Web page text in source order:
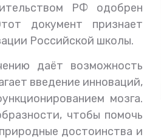
РФ одобрен
документ признает
Российской школы.
даёт возможность
введение инноваций,
мозга.
чтобы помочь
достоинства и